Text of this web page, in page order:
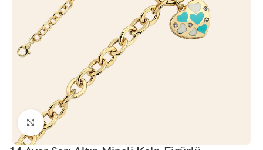
Büyütmek için tıklayın